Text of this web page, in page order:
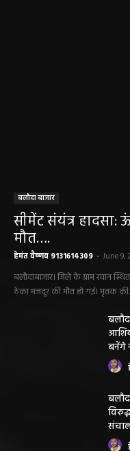
बलौदा बाजार
सीमेंट संयंत्र
मौत….
हेमंत वैष्णव 9131614309 - June 9,
बलौदाबाजार। जिले के ग्राम रवान
ठेका मजदूर की मौत हो गई। मृतक
बनेंगे